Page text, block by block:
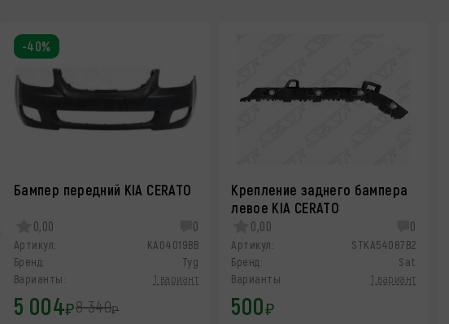
Бампер передний KIA CERATO
0,00 0
Артикул:
KA04019BB
Бренд:
Tyg
Варианты:
1 вариант
5 004₽8 340₽
-40%
Крепление заднего бампера
левое KIA CERATO
0,00 0
Артикул:
STKA54087B2
Бренд:
Sat
Варианты:
1 вариант
500₽